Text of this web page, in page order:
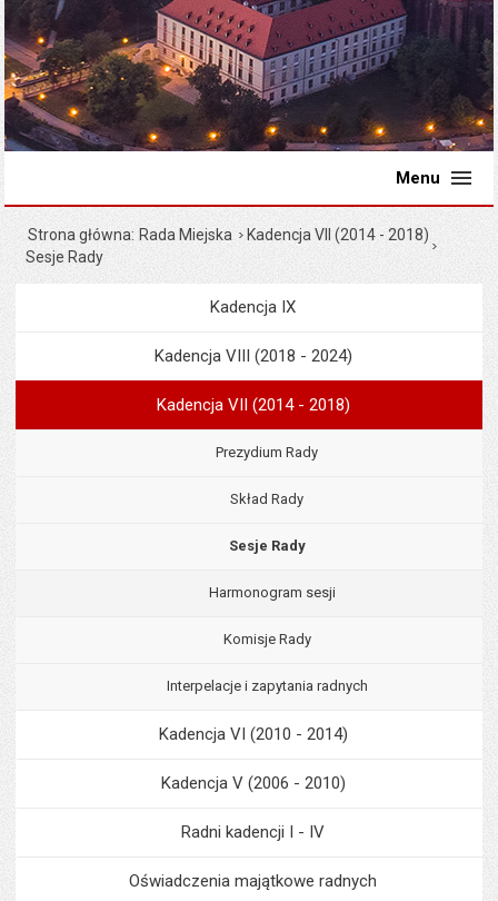
Menu
Strona główna Rada Miejska
Kadencja VII (2014 - 2018)
Sesje Rady
Menu
Kadencja IX
Kadencja VIII (2018 - 2024)
Kadencja VII (2014 - 2018)
Prezydium Rady
Skład Rady
Sesje Rady
Harmonogram sesji
Komisje Rady
Interpelacje i zapytania radnych
Kadencja VI (2010 - 2014)
Kadencja V (2006 - 2010)
Radni kadencji I - IV
Oświadczenia majątkowe radnych